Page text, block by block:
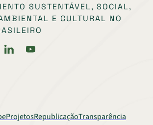
SUSTENTÁVEL, SOCIAL,
E CULTURAL NO
ProjetosRepublicaçãoTransparência